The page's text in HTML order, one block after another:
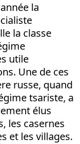
la
la classe
utile
Une de ces
russe, quand
tsariste, a
élus
les casernes
et les villages.